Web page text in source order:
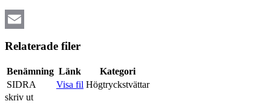
Relaterade filer
Benämning Länk
Kategori
SIDRA
Visa fil Högtryckstvättar
skriv ut